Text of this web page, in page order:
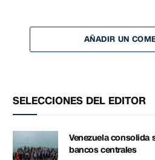
AÑADIR UN
SELECCIONES DEL EDITOR
Venezuela consolida
bancos centrales